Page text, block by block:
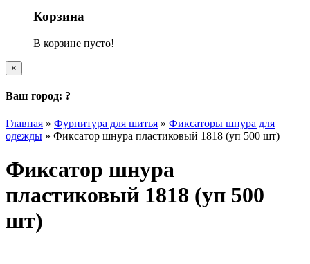
Корзина
В корзине пусто!
×
Ваш город: ?
Главная » Фурнитура для шитья » Фиксаторы шнура для
одежды » Фиксатор шнура пластиковый 1818 (уп 500 шт)
Фиксатор шнура
пластиковый 1818 (уп 500
шт)